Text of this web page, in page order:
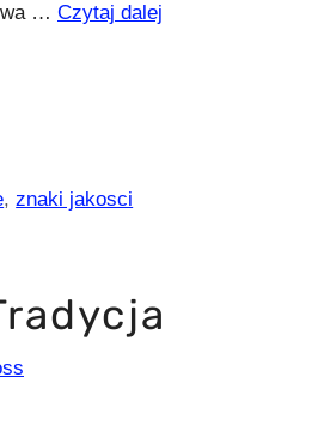
… Czytaj dalej
,znaki jakosci